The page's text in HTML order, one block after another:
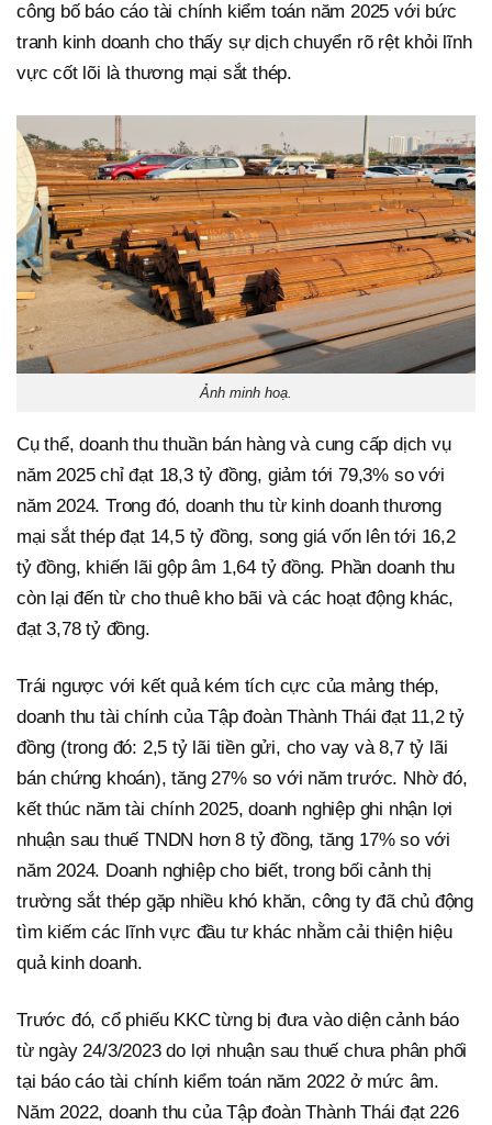
công bố báo cáo tài chính kiểm toán năm 2025 với bức
tranh kinh doanh cho thấy sự dịch chuyển rõ rệt khỏi lĩnh
vực cốt lõi là thương mại sắt thép.
Ảnh minh hoạ.
Cụ thể, doanh thu thuần bán hàng và cung cấp dịch vụ
năm 2025 chỉ đạt 18,3 tỷ đồng, giảm tới 79,3% so với
năm 2024. Trong đó, doanh thu từ kinh doanh thương
mại sắt thép đạt 14,5 tỷ đồng, song giá vốn lên tới 16,2
tỷ đồng, khiến lãi gộp âm 1,64 tỷ đồng. Phần doanh thu
còn lại đến từ cho thuê kho bãi và các hoạt động khác,
đạt 3,78 tỷ đồng.
Trái ngược với kết quả kém tích cực của mảng thép,
doanh thu tài chính của Tập đoàn Thành Thái đạt 11,2 tỷ
đồng (trong đó: 2,5 tỷ lãi tiền gửi, cho vay và 8,7 tỷ lãi
bán chứng khoán), tăng 27% so với năm trước. Nhờ đó,
kết thúc năm tài chính 2025, doanh nghiệp ghi nhận lợi
nhuận sau thuế TNDN hơn 8 tỷ đồng, tăng 17% so với
năm 2024. Doanh nghiệp cho biết, trong bối cảnh thị
trường sắt thép gặp nhiều khó khăn, công ty đã chủ động
tìm kiếm các lĩnh vực đầu tư khác nhằm cải thiện hiệu
quả kinh doanh.
Trước đó, cổ phiếu KKC từng bị đưa vào diện cảnh báo
từ ngày 24/3/2023 do lợi nhuận sau thuế chưa phân phối
tại báo cáo tài chính kiểm toán năm 2022 ở mức âm.
Năm 2022, doanh thu của Tập đoàn Thành Thái đạt 226